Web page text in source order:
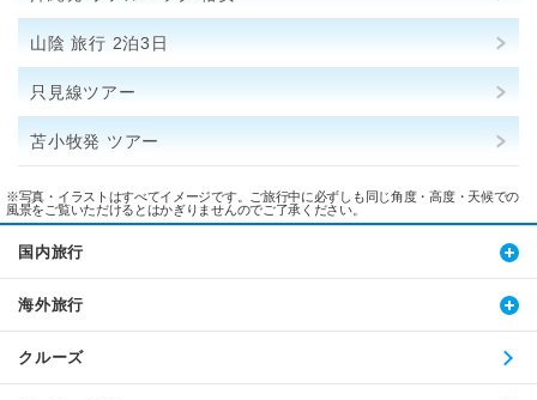
山陰 旅行 2泊3日
只見線ツアー
苫小牧発 ツアー
※写真・イラストはすべてイメージです。ご旅行中に必ずしも同じ角度・高度・天候での
風景をご覧いただけるとはかぎりませんのでご了承ください。
国内旅行
海外旅行
クルーズ